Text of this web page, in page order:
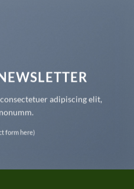
adipiscing elit,
form here)